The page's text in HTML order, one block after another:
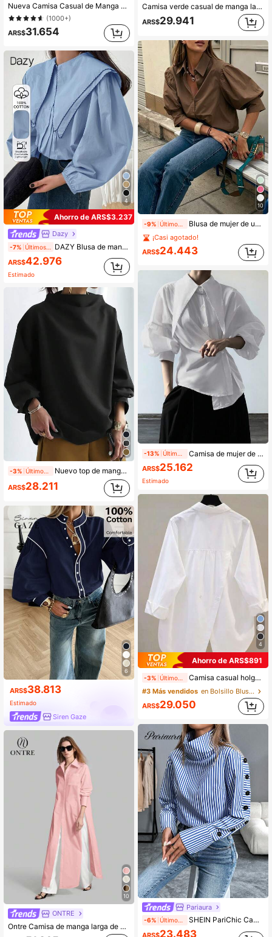
Nueva Camisa Casual de Manga Larga con Lazo y Puños a Cuadros, Elegante y Estilizada para Vacaciones, Minimalista para Desplazamientos, Uso Diario, Té, Todas las Estaciones Primavera, para Mujeres
(1000+)
ARS$31.654
4
Ahorro de ARS$3.237
Dazy
-7% DAZY Blusa de manga larga con cuello de volantes casual para mujer, primavera/otoño
ARS$42.976
Estimado
-3% Nuevo top de manga larga con cuello alto de unicolor, adecuado para primavera, verano y otoño, casual negro
ARS$28.211
6
ARS$38.813
Estimado
Siren Gaze
10
ONTRE
Ontre Camisa de manga larga de un solo pecho con bajo dividido, unicolor, para mujer, playa, brunch, vacaciones, festival de música country, elegante para oficina y negocios, rosa
Camisa verde casual de manga larga para mujer, otoño
ARS$29.941
10
-9% Blusa de mujer de unicolor con manga media, diseño de manga abullonada, corte holgado, estilo vintage casual, adecuada para uso diario, citas, negocios, elegante para el verano
¡Casi agotado!
ARS$24.443
-13% Camisa de mujer de manga larga con cuello puntiagudo, de tela tejida de unicolor, con cierre de botones delantero, adecuada para la oficina, uso diario, aeropuerto, primavera/verano Blanco
ARS$25.162
Estimado
4
Ahorro de ARS$891
-3% Camisa casual holgada para mujer con diseño de abertura trasera, cuello vuelto, manga larga, tela tejida de unicolor, bolsillo con abertura frontal con botones, elegante para oficina & uso diario, primavera/otoño blanco, casual inteligente
#3 Más vendidos
en Bolsillo Blusas de oficina con bolsillos
ARS$29.050
Pariaura
-6% SHEIN PariChic Camisa azul casual de manga larga con cuello vuelto y abotonadura simple a rayas
ARS$23.483